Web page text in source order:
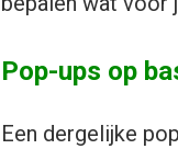
Pop-ups op
Een dergelijke